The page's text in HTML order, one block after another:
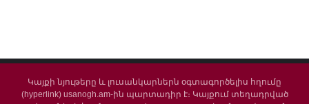
Կայքի նյութերը և լուսանկարներն օգտագործելիս հղումը
(hyperlink) usanogh.am-ին պարտադիր է։ Կայքում տեղադրված